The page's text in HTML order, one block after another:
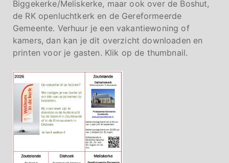
Biggekerke/Meliskerke, maar ook over de Boshut,
de RK openluchtkerk en de Gereformeerde
Gemeente. Verhuur je een vakantiewoning of
kamers, dan kan je dit overzicht downloaden en
printen voor je gasten. Klik op de thumbnail.